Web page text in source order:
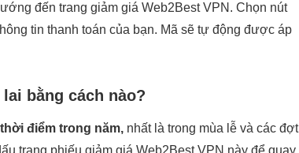
đến trang giảm giá Web2Best VPN. Chọn nút
tin thanh toán của bạn. Mã sẽ tự động được áp
bằng cách nào?
điểm trong năm, nhất là trong mùa lễ và các đợt
trang phiếu giảm giá Web2Best VPN này để quay